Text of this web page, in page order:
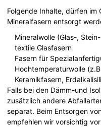
Folgende Inhalte, dürfen im
Mineralfasern entsorgt
Mineralwolle (Glas-,
textile Glasfasern
Fasern für
Hochtemperaturwolle
Keramikfasern,
Falls bei den Dämm-und
zusätzlich andere
separat. Beim Entsorgen
empfehlen wir vorsichtig